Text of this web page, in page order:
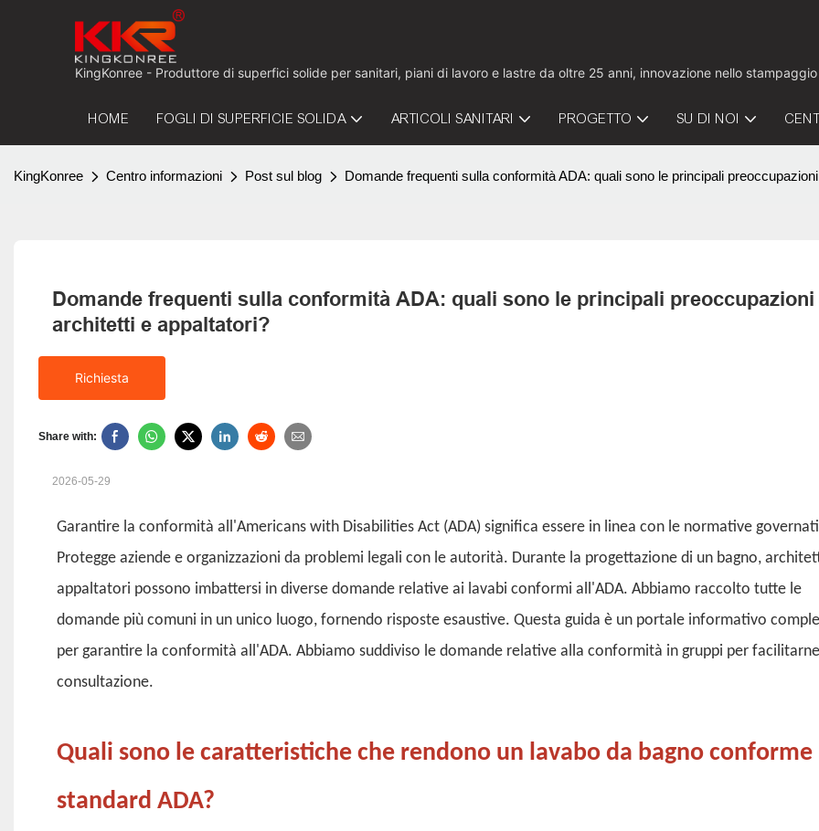
KingKonree - Produttore di superfici solide per sanitari, piani di lavoro e lastre da oltre 25 anni, innovazione nello
HOME FOGLI DI SUPERFICIE SOLIDA ARTICOLI SANITARI PROGETTO SU DI NOI
KingKonree Centro informazioni Post sul blog Domande frequenti sulla conformità ADA: quali sono le principali
Domande frequenti sulla conformità ADA: quali sono le principali preoccupazioni
architetti e appaltatori?
Richiesta
Share with:
2026-05-29
Garantire la conformità all'Americans with Disabilities Act (ADA) significa essere in linea con le normative
Protegge aziende e organizzazioni da problemi legali con le autorità. Durante la progettazione di un bagno,
appaltatori possono imbattersi in diverse domande relative ai lavabi conformi all'ADA. Abbiamo raccolto tutte le
domande più comuni in un unico luogo, fornendo risposte esaustive. Questa guida è un portale informativo
per garantire la conformità all'ADA. Abbiamo suddiviso le domande relative alla conformità in gruppi per
consultazione.
Quali sono le caratteristiche che rendono un lavabo da bagno conforme
standard ADA?